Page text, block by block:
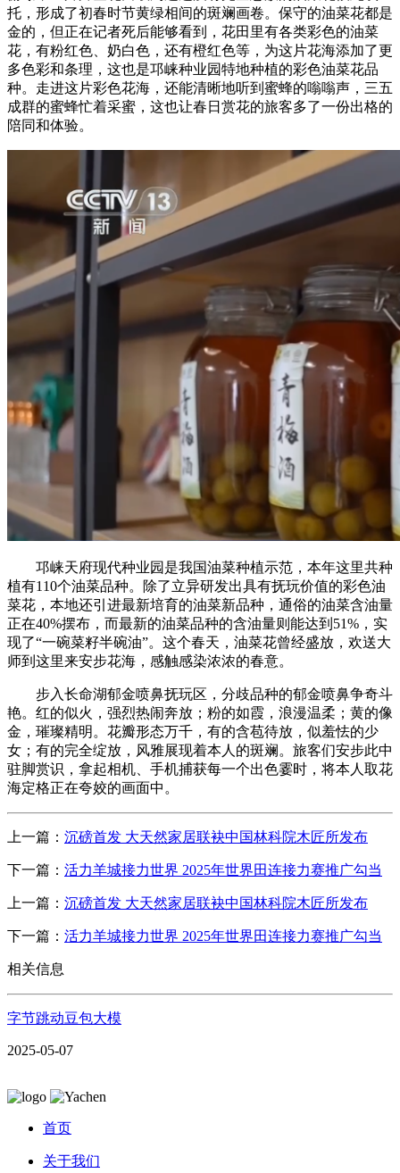
托，形成了初春时节黄绿相间的斑斓画卷。保守的油菜花都是
金的，但正在记者死后能够看到，花田里有各类彩色的油菜
花，有粉红色、奶白色，还有橙红色等，为这片花海添加了更
多色彩和条理，这也是邛崃种业园特地种植的彩色油菜花品
种。走进这片彩色花海，还能清晰地听到蜜蜂的嗡嗡声，三五
成群的蜜蜂忙着采蜜，这也让春日赏花的旅客多了一份出格的
陪同和体验。
邛崃天府现代种业园是我国油菜种植示范，本年这里共种
植有110个油菜品种。除了立异研发出具有抚玩价值的彩色油
菜花，本地还引进最新培育的油菜新品种，通俗的油菜含油量
正在40%摆布，而最新的油菜品种的含油量则能达到51%，实
现了“一碗菜籽半碗油”。这个春天，油菜花曾经盛放，欢送大
师到这里来安步花海，感触感染浓浓的春意。
步入长命湖郁金喷鼻抚玩区，分歧品种的郁金喷鼻争奇斗
艳。红的似火，强烈热闹奔放；粉的如霞，浪漫温柔；黄的像
金，璀璨精明。花瓣形态万千，有的含苞待放，似羞怯的少
女；有的完全绽放，风雅展现着本人的斑斓。旅客们安步此中
驻脚赏识，拿起相机、手机捕获每一个出色霎时，将本人取花
海定格正在夸姣的画面中。
上一篇： 沉磅首发 大天然家居联袂中国林科院木匠所发布
下一篇： 活力羊城接力世界 2025年世界田连接力赛推广勾当
上一篇： 沉磅首发 大天然家居联袂中国林科院木匠所发布
下一篇： 活力羊城接力世界 2025年世界田连接力赛推广勾当
相关信息
字节跳动豆包大模
2025-05-07
首页
关于我们